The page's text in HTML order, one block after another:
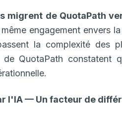
migrent de QuotaPath
engagement envers
la complexité des
de QuotaPath constatent
l'IA — Un facteur de